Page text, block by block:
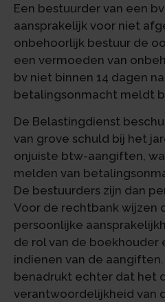
Een bestuurder van een
aansprakelijk voor niet
onbehoorlijk bestuur de
een vermoeden van
bv niet binnen 14 dagen
betalingsonmacht meldt
De Belastingdienst
van grove schuld bij het
onjuiste btw-aangiften,
melden van
De bestuurders zijn dan
Voor de rechtbank wijzen
persoonlijke
de rol van de boekhouder
indienen van de
benadrukt echter dat het
verantwoordelijkheid van